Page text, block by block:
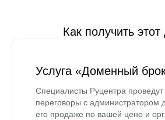
Как получить
Услуга «Доменный
Специалисты Руцентра проведут
переговоры с администратором
его продаже по вашей цене и